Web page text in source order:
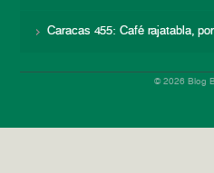
Caracas 455: Café rajatabla,
© 2026 Blog